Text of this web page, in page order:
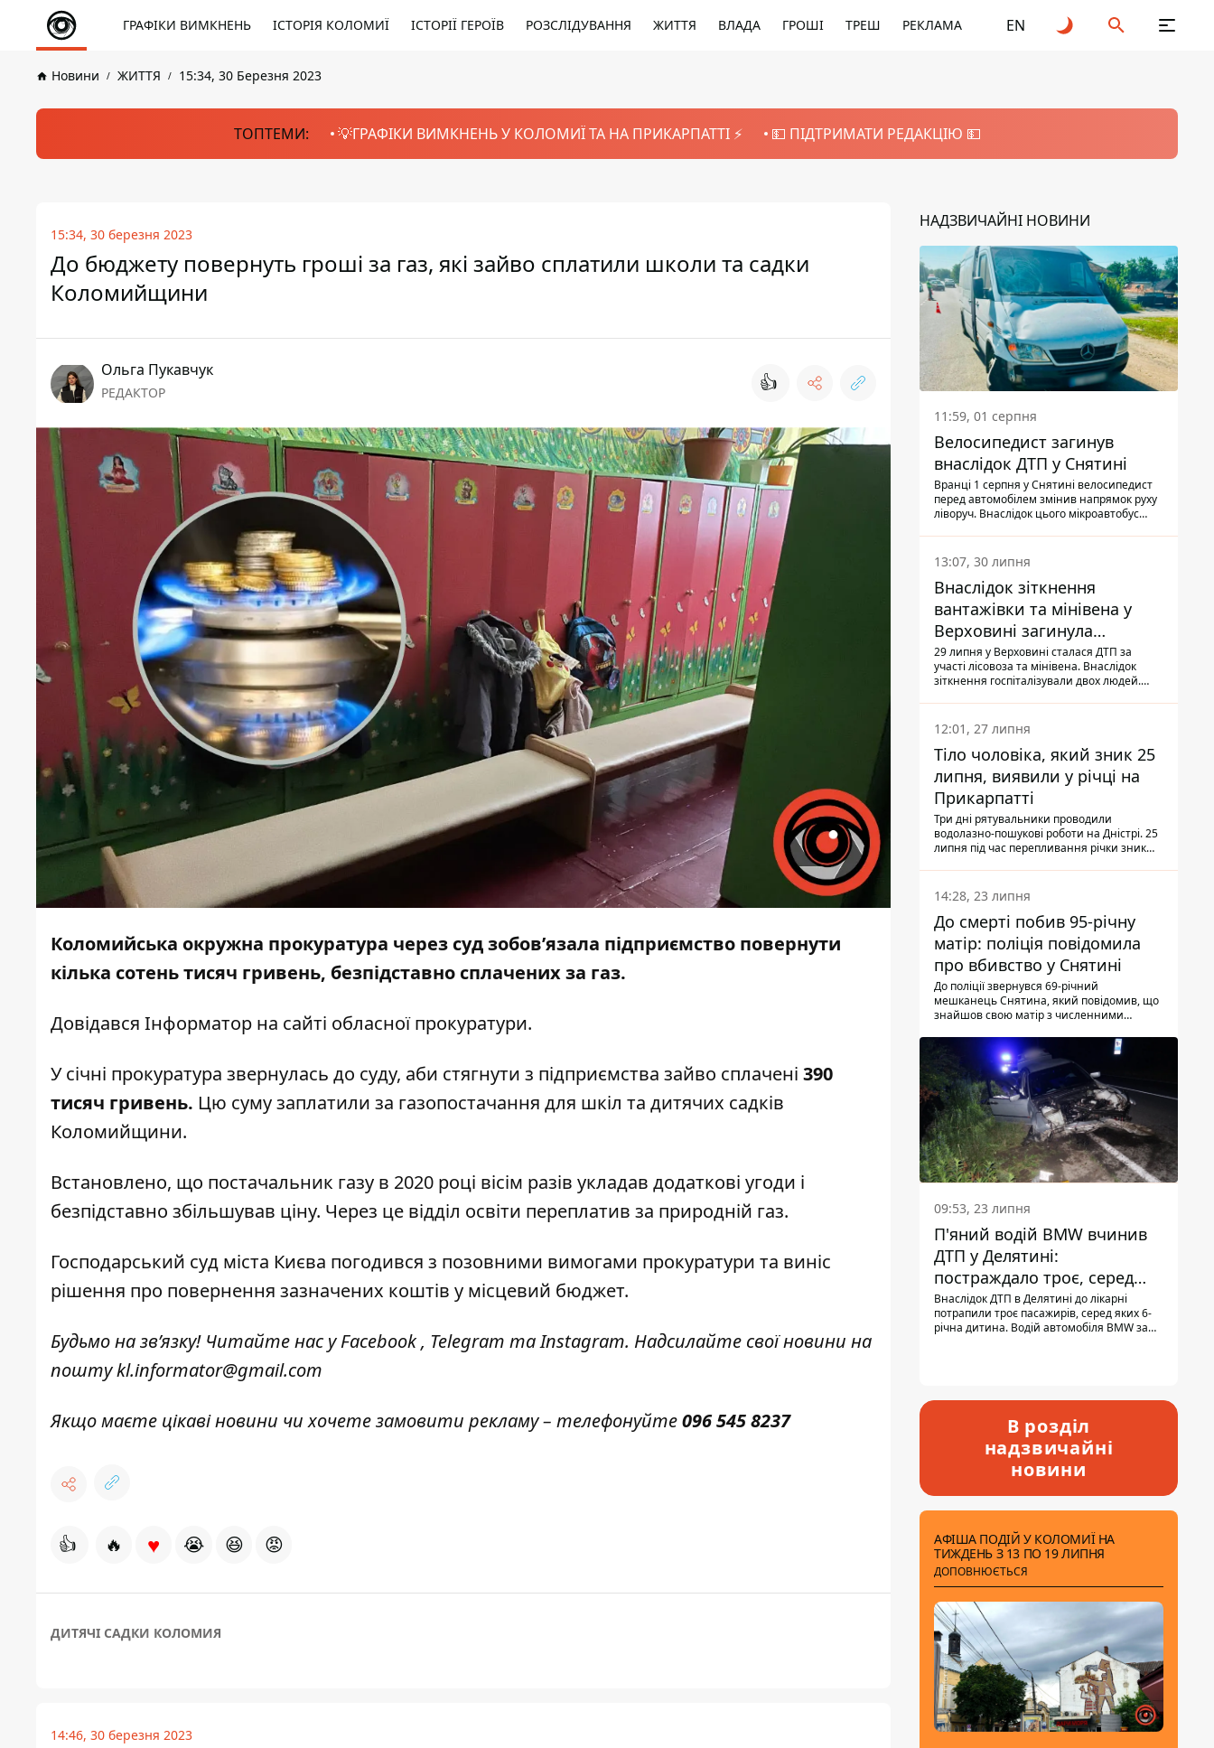
ГРАФІКИ ВИМКНЕНЬ ІСТОРІЯ КОЛОМИЇ ІСТОРІЇ ГЕРОЇВ РОЗСЛІДУВАННЯ ЖИТТЯ ВЛАДА ГРОШІ ТРЕШ РЕКЛАМА EN
Новини ЖИТТЯ 15:34, 30 Березня 2023
ТОПТЕМИ: 💡ГРАФІКИ ВИМКНЕНЬ У КОЛОМИЇ ТА НА ПРИКАРПАТТІ ⚡️ 💵 ПІДТРИМАТИ РЕДАКЦІЮ 💵
15:34, 30 березня 2023
До бюджету повернуть гроші за газ, які зайво сплатили школи та садки
Коломийщини
Ольга Пукавчук
РЕДАКТОР 👍
Коломийська окружна прокуратура через суд зобов’язала підприємство повернути
кілька сотень тисяч гривень, безпідставно сплачених за газ.
Довідався Інформатор на сайті обласної прокуратури.
У січні прокуратура звернулась до суду, аби стягнути з підприємства зайво сплачені 390
тисяч гривень. Цю суму заплатили за газопостачання для шкіл та дитячих садків
Коломийщини.
Встановлено, що постачальник газу в 2020 році вісім разів укладав додаткові угоди і
безпідставно збільшував ціну. Через це відділ освіти переплатив за природній газ.
Господарський суд міста Києва погодився з позовними вимогами прокуратури та виніс
рішення про повернення зазначених коштів у місцевий бюджет.
Будьмо на зв’язку! Читайте нас уFacebook, Telegram таInstagram. Надсилайте свої новини на
поштуkl.informator@gmail.com
Якщо маєте цікаві новини чи хочете замовити рекламу – телефонуйте096 545 8237
👍 🔥 ♥ 😭 😆 😡
ДИТЯЧІ САДКИ КОЛОМИЯ
14:46, 30 березня 2023
НАДЗВИЧАЙНІ НОВИНИ
11:59, 01 серпня
Велосипедист загинув
внаслідок ДТП у Снятині
Вранці 1 серпня у Снятині велосипедист
перед автомобілем змінив напрямок руху
ліворуч. Внаслідок цього мікроавтобус
13:07, 30 липня
Внаслідок зіткнення
вантажівки та мінівена у
Верховині загинула
пасажирка, водійка - у
лікарні
29 липня у Верховині сталася ДТП за
участі лісовоза та мінівена. Внаслідок
зіткнення госпіталізували двох людей.
Також травми отримала водійка
автомобіля.
12:01, 27 липня
Тіло чоловіка, який зник 25
липня, виявили у річці на
Прикарпатті
Три дні рятувальники проводили
водолазно-пошукові роботи на Дністрі. 25
липня під час перепливання річки зник
виявили тіло.
14:28, 23 липня
До смерті побив 95-річну
матір: поліція повідомила
про вбивство у Снятині
До поліції звернувся 69-річний
мешканець Снятина, який повідомив, що
знайшов свою матір з численними
з'ясували правоохоронці, ці травми жінці
наніс її син.
09:53, 23 липня
П'яний водій BMW вчинив
ДТП у Делятині:
постраждало троє, серед
них - дитина
Внаслідок ДТП в Делятині до лікарні
потрапили троє пасажирів, серед яких 6-
річна дитина. Водій автомобіля BMW за
В розділ
надзвичайні
новини
АФІША ПОДІЙ У КОЛОМИЇ НА
ТИЖДЕНЬ З 13 ПО 19 ЛИПНЯ
ДОПОВНЮЄТЬСЯ